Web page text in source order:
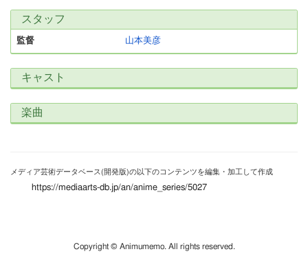
スタッフ
監督 山本美彦
キャスト
楽曲
メディア芸術データベース(開発版)の以下のコンテンツを編集・加工して作成
https://mediaarts-db.jp/an/anime_series/5027
Copyright © Animumemo. All rights reserved.